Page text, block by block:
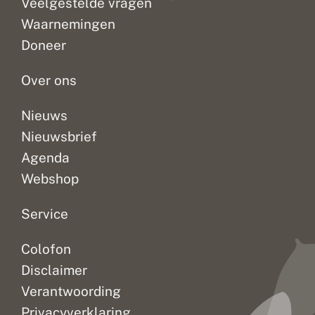
oeverlibel
worden
steeds
Waarnemingen
Doneer
Over ons
Nieuws
Nieuwsbrief
Agenda
Webshop
Service
Colofon
Disclaimer
Verantwoording